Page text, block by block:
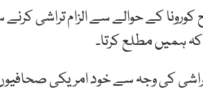
کے حوالے سے الزام تراشی کرنے
ہمیں مطلع کرتا۔
کی وجہ سے خود امریکی